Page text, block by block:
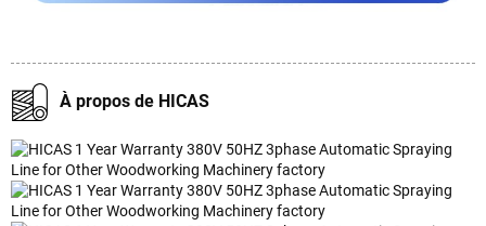
À propos de HICAS